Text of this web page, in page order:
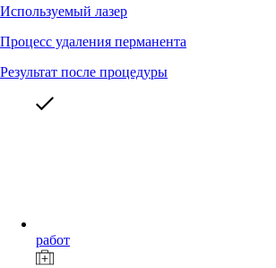
Используемый лазер
Процесс удаления перманента
Результат после процедуры
работ